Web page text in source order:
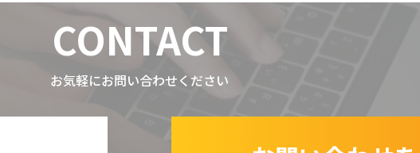
CONTACT
お気軽にお問い合わせください